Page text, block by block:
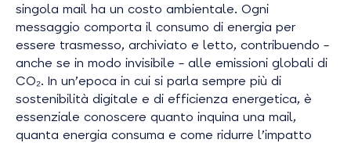
singola mail ha un costo ambientale. Ogni
messaggio comporta il consumo di energia per
essere trasmesso, archiviato e letto, contribuendo –
anche se in modo invisibile – alle emissioni globali di
CO₂. In un’epoca in cui si parla sempre più di
sostenibilità digitale e di efficienza energetica, è
essenziale conoscere quanto inquina una mail,
quanta energia consuma e come ridurre l’impatto